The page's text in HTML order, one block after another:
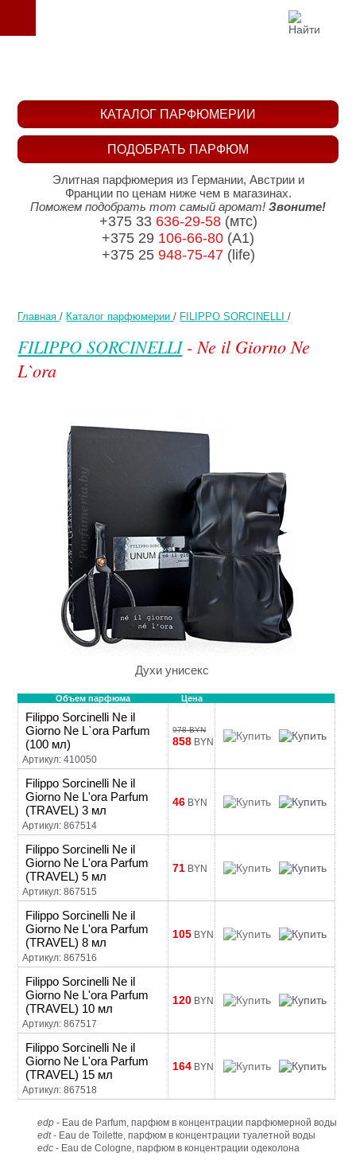
Главная / Каталог парфюмерии / FILIPPO SORCINELLI /
FILIPPO SORCINELLI- Ne il Giorno Ne
L`ora
Духи унисекс
Объем парфюма Цена
Filippo Sorcinelli Ne il
Giorno Ne L`ora Parfum
(100 мл)
Артикул: 410050
978 BYN
858 BYN
Filippo Sorcinelli Ne il
Giorno Ne L'ora Parfum
(TRAVEL) 3 мл
Артикул: 867514
46 BYN
Filippo Sorcinelli Ne il
Giorno Ne L'ora Parfum
(TRAVEL) 5 мл
Артикул: 867515
71 BYN
Filippo Sorcinelli Ne il
Giorno Ne L'ora Parfum
(TRAVEL) 8 мл
Артикул: 867516
105 BYN
Filippo Sorcinelli Ne il
Giorno Ne L'ora Parfum
(TRAVEL) 10 мл
Артикул: 867517
120 BYN
Filippo Sorcinelli Ne il
Giorno Ne L'ora Parfum
(TRAVEL) 15 мл
Артикул: 867518
164 BYN
edp - Eau de Parfum, парфюм в концентрации парфюмерной воды
edt- Eau de Toilette, парфюм в концентрации туалетной воды
edc - Eau de Cologne, парфюм в концентрации одеколона
ПОДОБРАТЬ ПАРФЮМ
КАТАЛОГ ПАРФЮМЕРИИ
Элитная парфюмерия из Германии, Австрии и
Франции по ценам ниже чем в магазинах.
Поможем подобрать тот самый аромат! Звоните!
+375 33 636-29-58(мтс)
+375 29 106-66-80 (A1)
+375 25 948-75-47(life)